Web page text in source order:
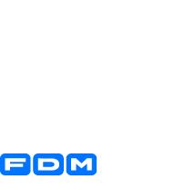
Yderligere information og